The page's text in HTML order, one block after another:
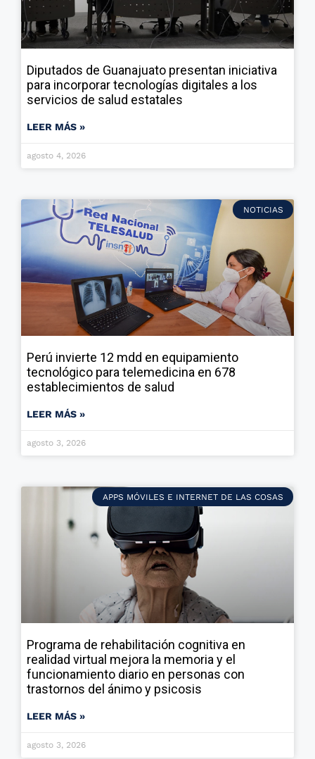
Diputados de Guanajuato presentan iniciativa
para incorporar tecnologías digitales a los
servicios de salud estatales
LEER MÁS »
agosto 4, 2026
NOTICIAS
Perú invierte 12 mdd en equipamiento
tecnológico para telemedicina en 678
establecimientos de salud
LEER MÁS »
agosto 3, 2026
APPS MÓVILES E INTERNET DE LAS COSAS
Programa de rehabilitación cognitiva en
realidad virtual mejora la memoria y el
funcionamiento diario en personas con
trastornos del ánimo y psicosis
LEER MÁS »
agosto 3, 2026